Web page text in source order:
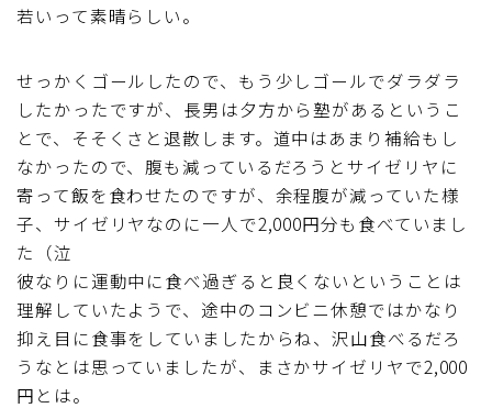
若いって素晴らしい。
せっかくゴールしたので、もう少しゴールでダラダラ
したかったですが、長男は夕方から塾があるというこ
とで、そそくさと退散します。道中はあまり補給もし
なかったので、腹も減っているだろうとサイゼリヤに
寄って飯を食わせたのですが、余程腹が減っていた様
子、サイゼリヤなのに一人で2,000円分も食べていまし
た（泣
彼なりに運動中に食べ過ぎると良くないということは
理解していたようで、途中のコンビニ休憩ではかなり
抑え目に食事をしていましたからね、沢山食べるだろ
うなとは思っていましたが、まさかサイゼリヤで2,000
円とは。